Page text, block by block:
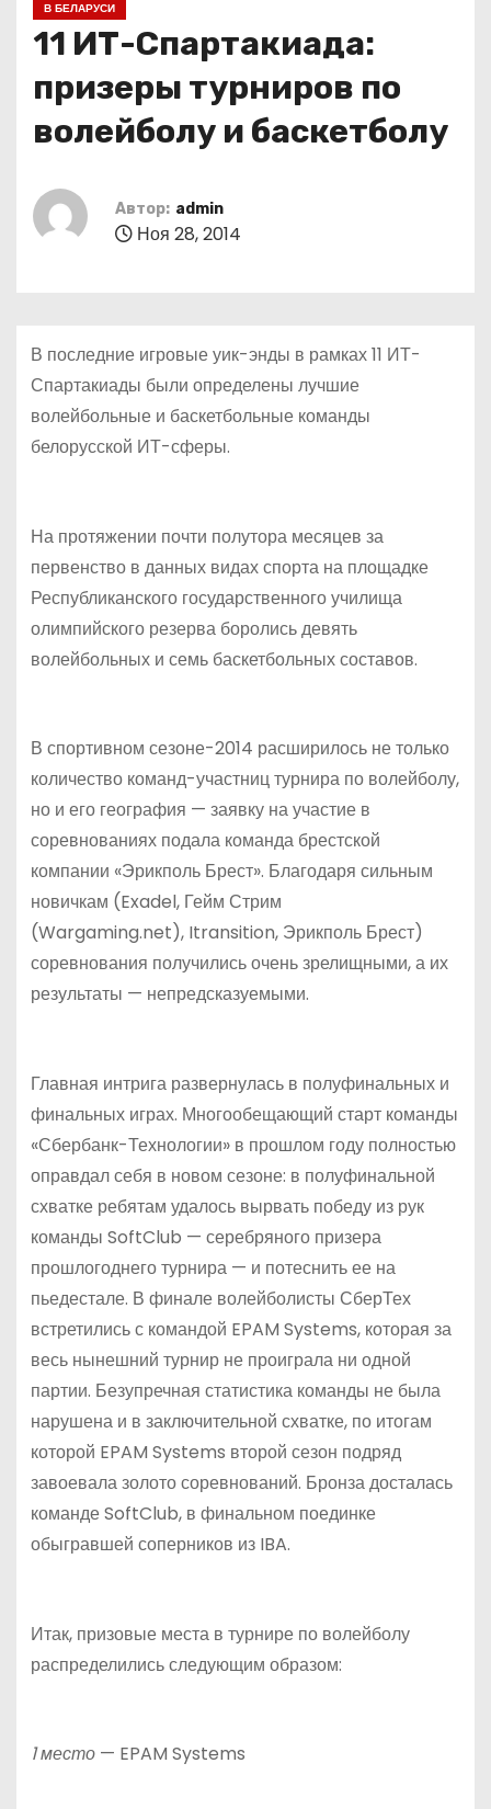
В БЕЛАРУСИ
11 ИТ-Спартакиада:
призеры турниров по
волейболу и баскетболу
Автор: admin
Ноя 28, 2014
В последние игровые уик-энды в рамках 11 ИТ-
Спартакиады были определены лучшие
волейбольные и баскетбольные команды
белорусской ИТ-сферы.
На протяжении почти полутора месяцев за
первенство в данных видах спорта на площадке
Республиканского государственного училища
олимпийского резерва боролись девять
волейбольных и семь баскетбольных составов.
В спортивном сезоне-2014 расширилось не только
количество команд-участниц турнира по волейболу,
но и его география — заявку на участие в
соревнованиях подала команда брестской
компании «Эрикполь Брест». Благодаря сильным
новичкам (Exadel, Гейм Стрим
(Wargaming.net), Itransition, Эрикполь Брест)
соревнования получились очень зрелищными, а их
результаты — непредсказуемыми.
Главная интрига развернулась в полуфинальных и
финальных играх. Многообещающий старт команды
«Сбербанк-Технологии» в прошлом году полностью
оправдал себя в новом сезоне: в полуфинальной
схватке ребятам удалось вырвать победу из рук
команды SoftClub — серебряного призера
прошлогоднего турнира — и потеснить ее на
пьедестале. В финале волейболисты СберТех
встретились с командой EPAM Systems, которая за
весь нынешний турнир не проиграла ни одной
партии. Безупречная статистика команды не была
нарушена и в заключительной схватке, по итогам
которой EPAM Systems второй сезон подряд
завоевала золото соревнований. Бронза досталась
команде SoftClub, в финальном поединке
обыгравшей соперников из IBA.
Итак, призовые места в турнире по волейболу
распределились следующим образом:
1 место— EPAM Systems